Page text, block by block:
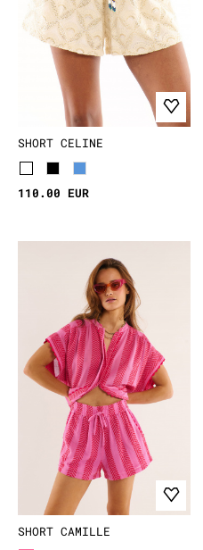
SHORT CELINE
110.00 EUR
SHORT CAMILLE